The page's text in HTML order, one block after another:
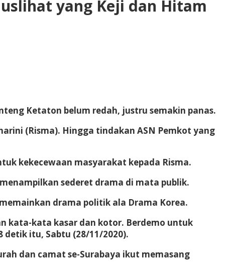
yang Keji dan Hitam
Ketaton belum redah, justru semakin panas.
(Risma). Hingga tindakan ASN Pemkot yang
kekecewaan masyarakat kepada Risma.
sederet drama di mata publik.
drama politik ala Drama Korea.
kata-kata kasar dan kotor. Berdemo untuk
detik itu, Sabtu (28/11/2020).
dan camat se-Surabaya ikut memasang